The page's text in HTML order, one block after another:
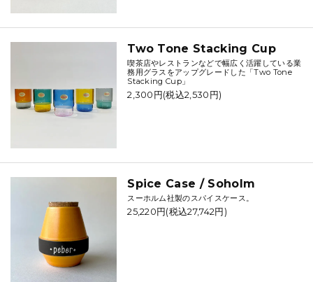
Two Tone Stacking Cup
喫茶店やレストランなどで幅広く活躍している業
務用グラスをアップグレードした「Two Tone
Stacking Cup」
2,300円(税込2,530円)
Spice Case / Soholm
スーホルム社製のスパイスケース。
25,220円(税込27,742円)